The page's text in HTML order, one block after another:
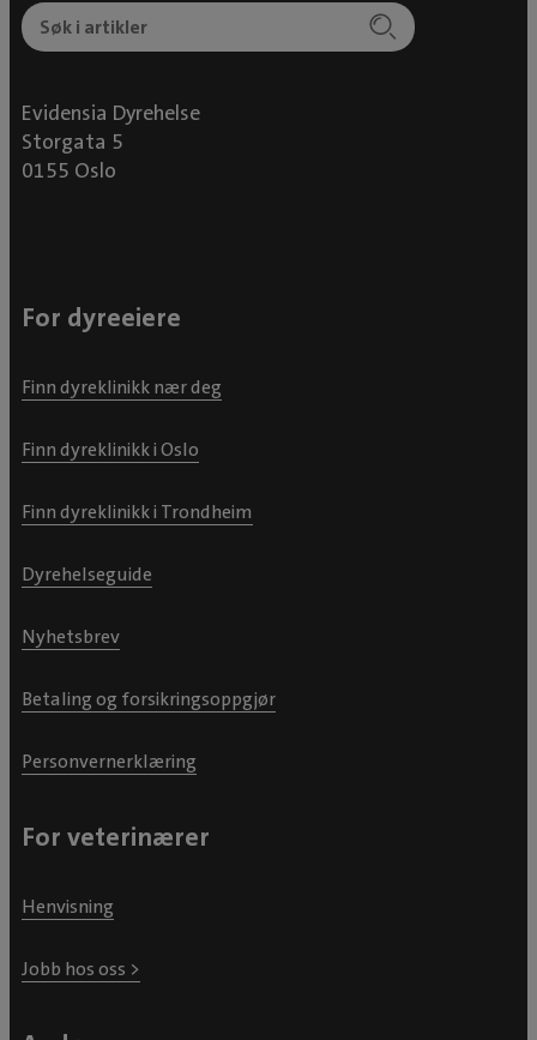
Evidensia Dyrehelse
Storgata 5
0155 Oslo
For dyreeiere
Finn dyreklinikk nær deg
Finn dyreklinikk i Oslo
Finn dyreklinikk i Trondheim
Dyrehelseguide
Nyhetsbrev
Betaling og forsikringsoppgjør
Personvernerklæring
For veterinærer
Henvisning
Jobb hos oss >